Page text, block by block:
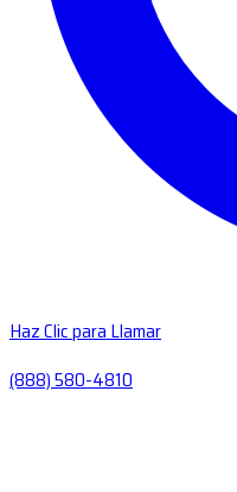
Haz Clic para Llamar
(888) 580-4810